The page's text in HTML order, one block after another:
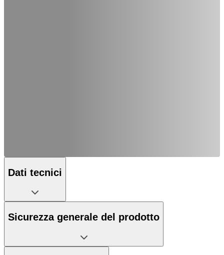
Dati tecnici
Sicurezza generale del prodotto